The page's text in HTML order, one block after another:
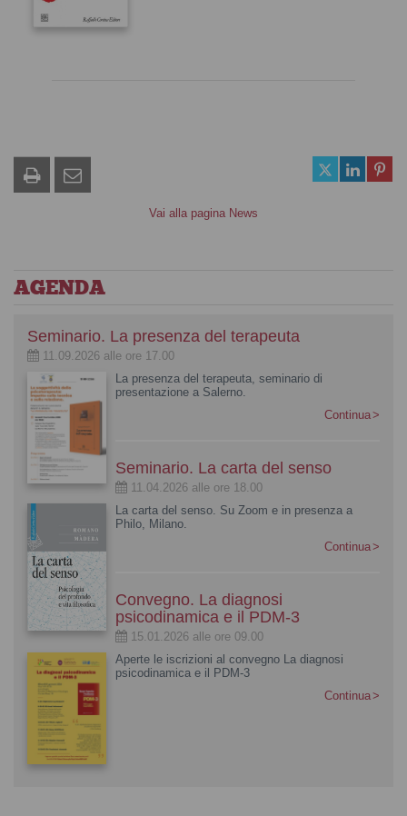
Vai alla pagina News
AGENDA
Seminario. La presenza del terapeuta
11.09.2026 alle ore 17.00
La presenza del terapeuta, seminario di
presentazione a Salerno.
Continua
Seminario. La carta del senso
11.04.2026 alle ore 18.00
La carta del senso. Su Zoom e in presenza a
Philo, Milano.
Continua
Convegno. La diagnosi
psicodinamica e il PDM-3
15.01.2026 alle ore 09.00
Aperte le iscrizioni al convegno La diagnosi
psicodinamica e il PDM-3
Continua